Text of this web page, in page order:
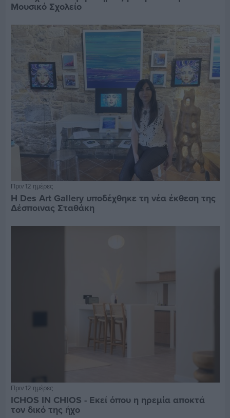
Μουσικό Σχολείο
Πριν 12 ημέρες
Η Des Art Gallery υποδέχθηκε τη νέα έκθεση της
Δέσποινας Σταθάκη
Πριν 12 ημέρες
ICHOS IN CHIOS - Εκεί όπου η ηρεμία αποκτά
τον δικό της ήχο